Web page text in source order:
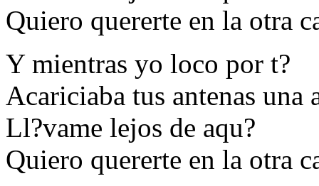
Quiero quererte en la otra
Y mientras yo loco por t?
Acariciaba tus antenas una
Ll?vame lejos de aqu?
Quiero quererte en la otra